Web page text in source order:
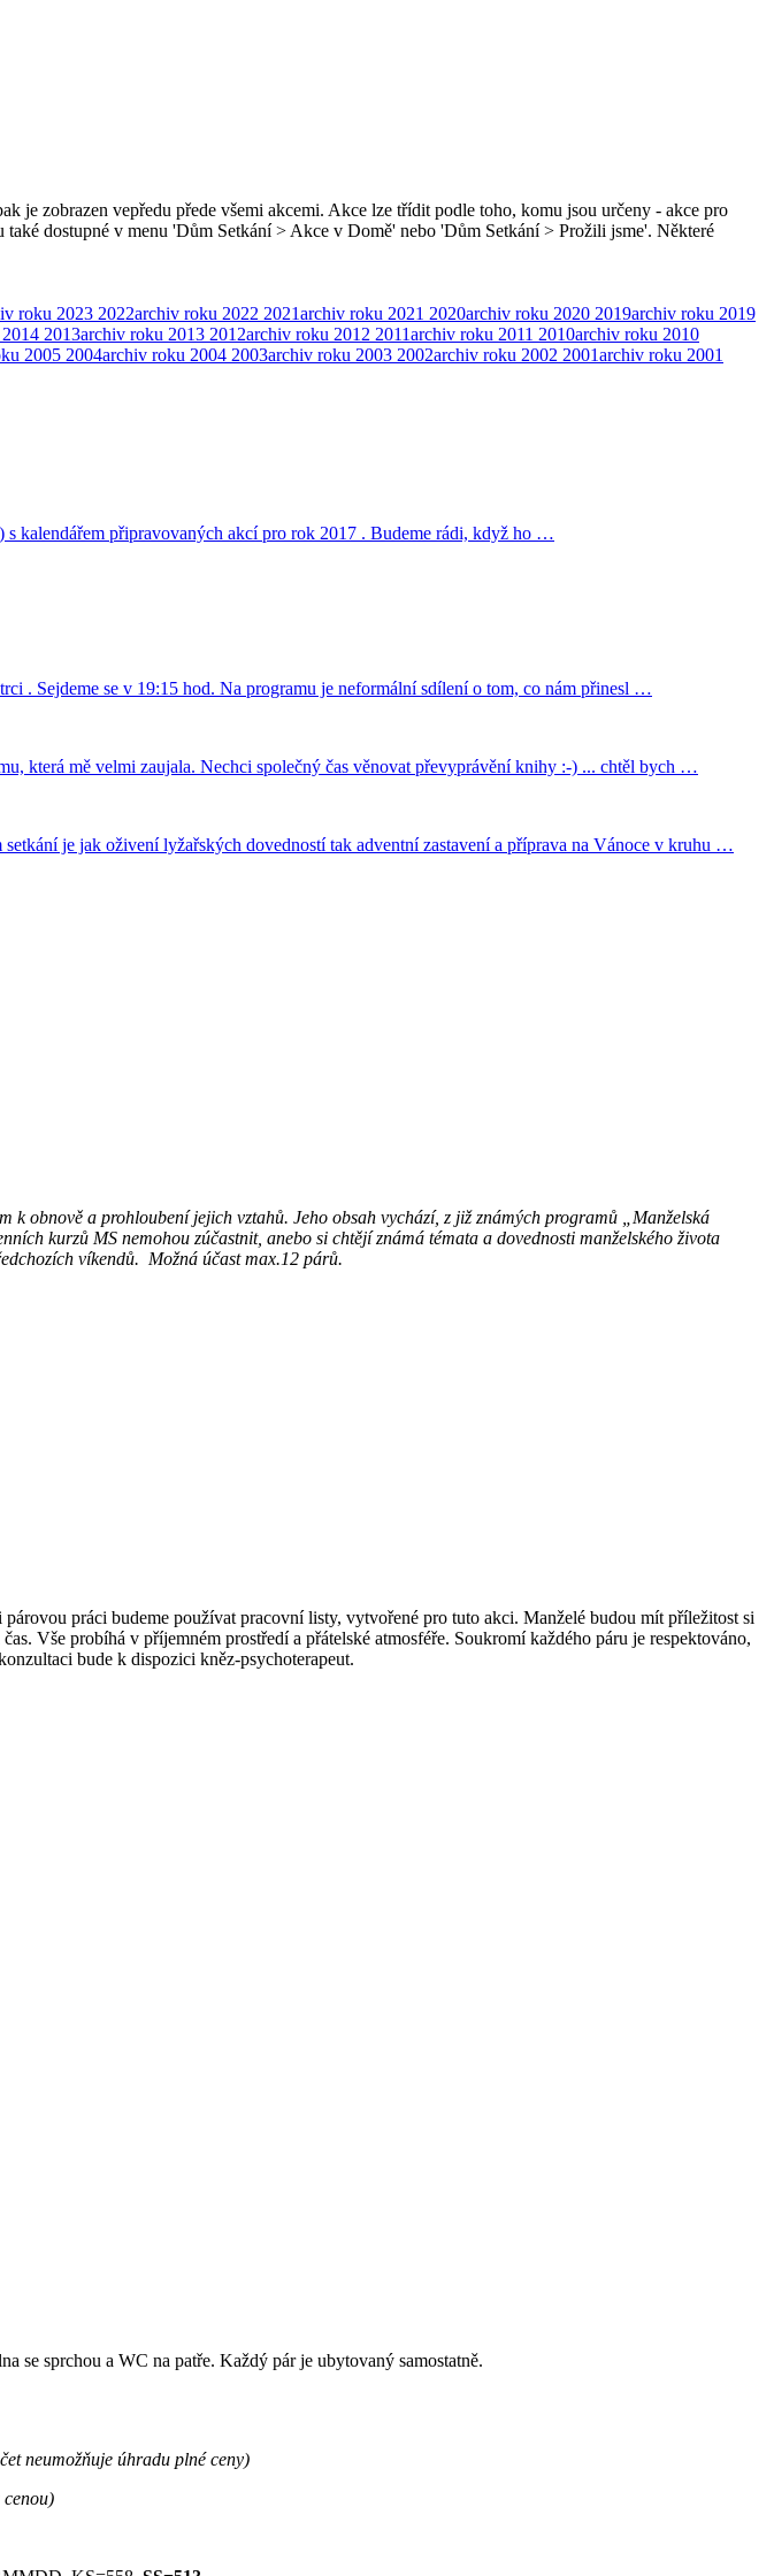
je zobrazen vepředu přede všemi akcemi. Akce lze třídit podle toho, komu jsou určeny - akce pro
dostupné v menu 'Dům Setkání > Akce v Domě' nebo 'Dům Setkání > Prožili jsme'. Některé
roku 2023 2022archiv roku 2022 2021archiv roku 2021 2020archiv roku 2020 2019archiv roku 2019
2013archiv roku 2013 2012archiv roku 2012 2011archiv roku 2011 2010archiv roku 2010
2005 2004archiv roku 2004 2003archiv roku 2003 2002archiv roku 2002 2001archiv roku 2001
kalendářem připravovaných akcí pro rok 2017 . Budeme rádi, když ho …
. Sejdeme se v 19:15 hod. Na programu je neformální sdílení o tom, co nám přinesl …
která mě velmi zaujala. Nechci společný čas věnovat převyprávění knihy :-) ... chtěl bych …
je jak oživení lyžařských dovedností tak adventní zastavení a příprava na Vánoce v kruhu …
obnově a prohloubení jejich vztahů. Jeho obsah vychází, z již známých programů „Manželská
kurzů MS nemohou zúčastnit, anebo si chtějí známá témata a dovednosti manželského života
víkendů. Možná účast max.12 párů.
práci budeme používat pracovní listy, vytvořené pro tuto akci. Manželé budou mít příležitost si
Vše probíhá v příjemném prostředí a přátelské atmosféře. Soukromí každého páru je respektováno,
bude k dispozici kněz-psychoterapeut.
se sprchou a WC na patře. Každý pár je ubytovaný samostatně.
neumožňuje úhradu plné ceny)